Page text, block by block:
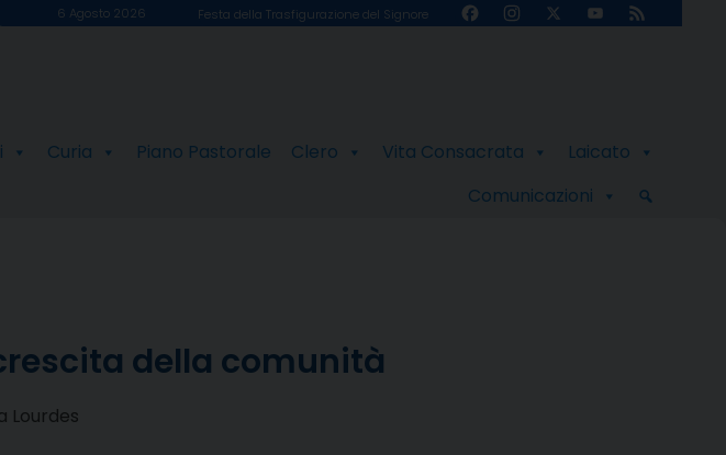
6 Agosto 2026 Festa della Trasfigurazione del Signore FacebookInstagram
X
YouTube
Feed
Curia Piano Pastorale Clero Vita Consacrata
Laicato
Comunicazioni
della comunità
Lourdes